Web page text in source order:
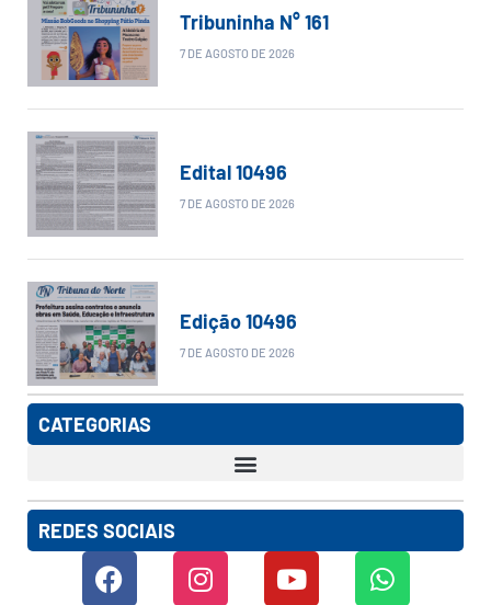
Tribuninha N° 161
7 DE AGOSTO DE 2026
Edital 10496
7 DE AGOSTO DE 2026
Edição 10496
7 DE AGOSTO DE 2026
CATEGORIAS
REDES SOCIAIS